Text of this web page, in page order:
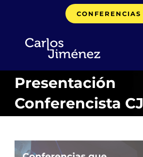
CONFERENCIAS
Presentación
Conferencista CJ